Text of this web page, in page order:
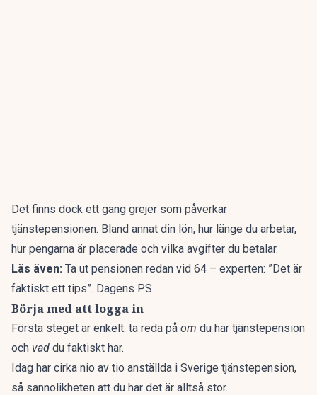
Det finns dock ett gäng grejer som påverkar
tjänstepensionen. Bland annat din lön, hur länge du arbetar,
hur pengarna är placerade och vilka avgifter du betalar.
Läs även: Ta ut pensionen redan vid 64 – experten: ”Det är
faktiskt ett tips”. Dagens PS
Börja med att logga in
Första steget är enkelt: ta reda på om du har tjänstepension
och vad du faktiskt har.
Idag har cirka nio av tio anställda i Sverige tjänstepension,
så sannolikheten att du har det är alltså stor.